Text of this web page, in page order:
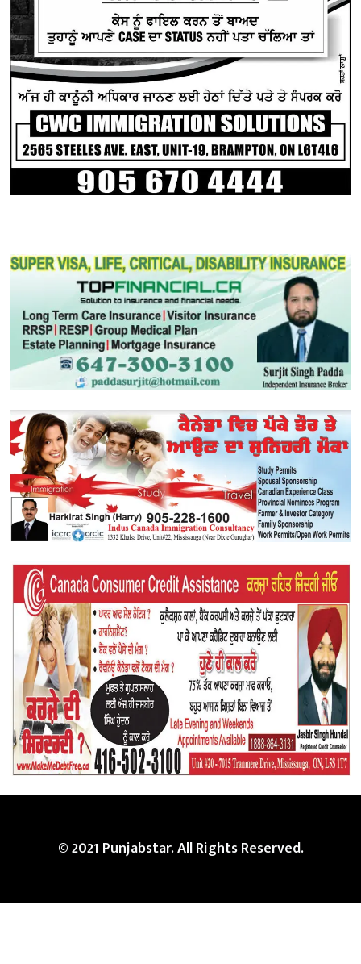
© 2021 Punjabstar. All Rights Reserved.